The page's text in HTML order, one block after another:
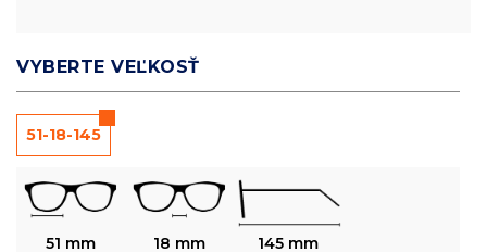
VYBERTE VEĽKOSŤ
51-18-145
51 mm 18 mm 145 mm